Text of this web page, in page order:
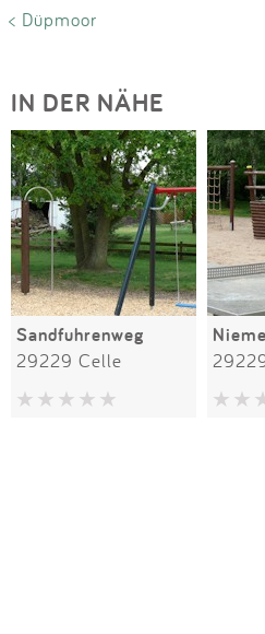
< Düpmoor
IN DER NÄHE
Sandfuhrenweg
29229 Celle